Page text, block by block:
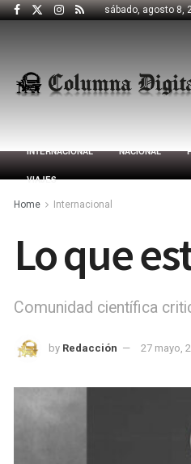
sábado, agosto 8,
INTERNACIONAL NACIONAL
VIAJES
Home Internacional
Lo que
Comunidad científica
by Redacción 27 mayo,